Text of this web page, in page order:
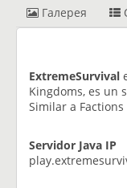
Галерея
ExtremeSurvival
Kingdoms, es un
Similar a
Servidor Java IP